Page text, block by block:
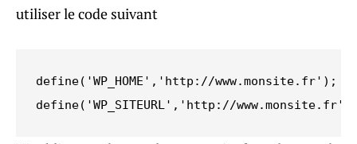
utiliser le code suivant
define('WP_HOME','http://www.monsite.fr');
define('WP_SITEURL','http://